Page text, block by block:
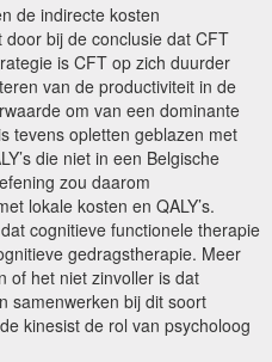
de indirecte kosten
bij de conclusie dat CFT
is CFT op zich duurder
van de productiviteit in de
om van een dominante
tevens opletten geblazen met
die niet in een Belgische
zou daarom
lokale kosten en QALY’s.
cognitieve functionele therapie
gedragstherapie. Meer
of het niet zinvoller is dat
samenwerken bij dit soort
kinesist de rol van psycholoog